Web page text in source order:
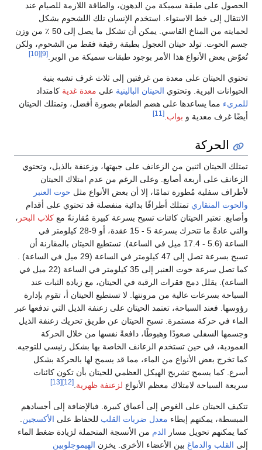
الحصول على طبقة سميكة من الدهون، والطاقة اللازمة للصيام عند
الانتقال إلى خط الاستواء. استخدم الإنسان تلك اللشحوم بشكل
لحمايته من المناخ القاسي. يمكن أن تشكل ما يصل إلى 50 ٪ من وزن
جسم الحوت. تولد حيتان العجول بطبقة رقيقة فقط من الشحوم، ولكن
تُعوّض بعض الأنواع هذا الأمر بوجود طبقات سميكة من الوبر.[9]
[10]
تحتوي الحيتان على معدة من غرفتين إلى ثلاث غرف تشبه بنية
الحيوانات البرية. وتحتوي الحيتان البالينية على معدة غدية كامتداد
للمريء مما يساعدها على هضم الطعام بصورة أفضل، وتمتلك الحيتان
أيضًا غرف معدية و بواب.
[11]
الحركة
تمتلك الحيتان اثنين من الزعانف على جبهتها، وزعنفة بالذيل، وتحتوي
الزعانف على أربعة أصابع. وعلى الرغم من عدم امتلاك الحيتان
لأطراف سفلية مُطورة تمامًا، إلا أن بعض الأنواع مثل حوت العنبر
والحوت المنقاري تمتلك أطرافًا بدائية منفصلة قد تحتوي على أقدام
وأصابع. تعتبر الحيتان كائنات تسبح بسرعة كبيرة مُقارنةً مع كلاب البحر ،
والتي عادةً ما تتحرك بسرعة 5 - 15 عقدة، أو 9-28 كيلومتر في
الساعة (5.6 - 17.4 ميل في الساعة). تستطيع الحيتان بالمقارنة أن
تسبح بسرعة تصل إلى 47 كيلومتر في الساعة (29 ميل في الساعة) .
كما تصل سرعة حوت العنبر إلى 35 كيلومتر في الساعة (22 ميل في
الساعة). يقلل دمج فقرات الرقبة في الحيتان، مع زيادة الثبات عند
السباحة بسرعات عالية من مرونتها. لا تستطيع الحيتان أ، تقوم بإدارة
رؤوسها. فعند السباحة، تعتمد الحيتان على زعنفة الذيل التي تدفعها عبر
الماء في حركة مستمرة. تسبح الحيتان عن طريق تحريك زعنفة الذيل
وجسمها السفلي صعودًا وهبوطًا، دافعةً نفسها من خلال الحركة
العمودية، في حين تستخدم الزعانف الخاصة بها بشكل رئيسي للتوجيه.
كما تخرج بعض الأنواع من الماء، مما قد يسمح لها بالحركة بشكل
أسرع. كما يسمح تشريح الهيكل العظمي للحيتان بأن تكون كائنات
سريعة السباحة لامتلاك معظم الأنواع لزعنفة ظهرية [12]
[13]
تتكيف الحيتان على الغوص إلى أعماق كبيرة. فبالإضافة إلى أجسادهم
المبسطة، يمكنهم إبطاء معدل ضربات القلب للحفاظ على الأكسجين
كما يمكنهم تحويل مسار الدم من الأنسجة المتحملة لزيادة ضغط الماء
إلى القلب والدماغ بين الأعضاء الأخرى. يخزن الهيموجلوبين